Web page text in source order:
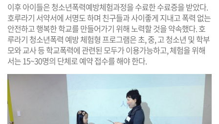
이후 아이들은 청소년폭력예방체험과정을 수료한 수료증을 받았다.
호루라기 서약서에 서명도 하며 친구들과 사이좋게 지내고 폭력 없는
안전하고 행복한 학교를 만들어가기 위해 노력할 것을 약속했다. 호
루라기 청소년폭력 예방 체험형 프로그램은 초, 중, 고 청소년 및 학부
모와 교사 등 학교폭력에 관련된 모두가 이용가능하고, 체험을 위해
서는 15~30명의 단체로 예약 접수를 해야 한다.